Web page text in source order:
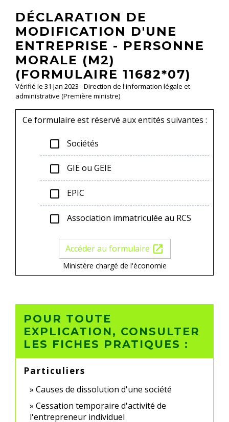
DÉCLARATION DE
MODIFICATION D'UNE
ENTREPRISE - PERSONNE
MORALE (M2)
(FORMULAIRE 11682*07)
Vérifié le 31 Jan 2023 - Direction de l'information légale et
administrative (Première ministre)
Ce formulaire est réservé aux entités suivantes :
check_box_outline_blank Sociétés
check_box_outline_blank GIE ou GEIE
check_box_outline_blank EPIC
check_box_outline_blank Association immatriculée au RCS
Accéder au formulaire open_in_new
Ministère chargé de l'économie
POUR TOUTE
EXPLICATION, CONSULTER
LES FICHES PRATIQUES :
Particuliers
Causes de dissolution d'une société
Cessation temporaire d'activité de
l'entrepreneur individuel